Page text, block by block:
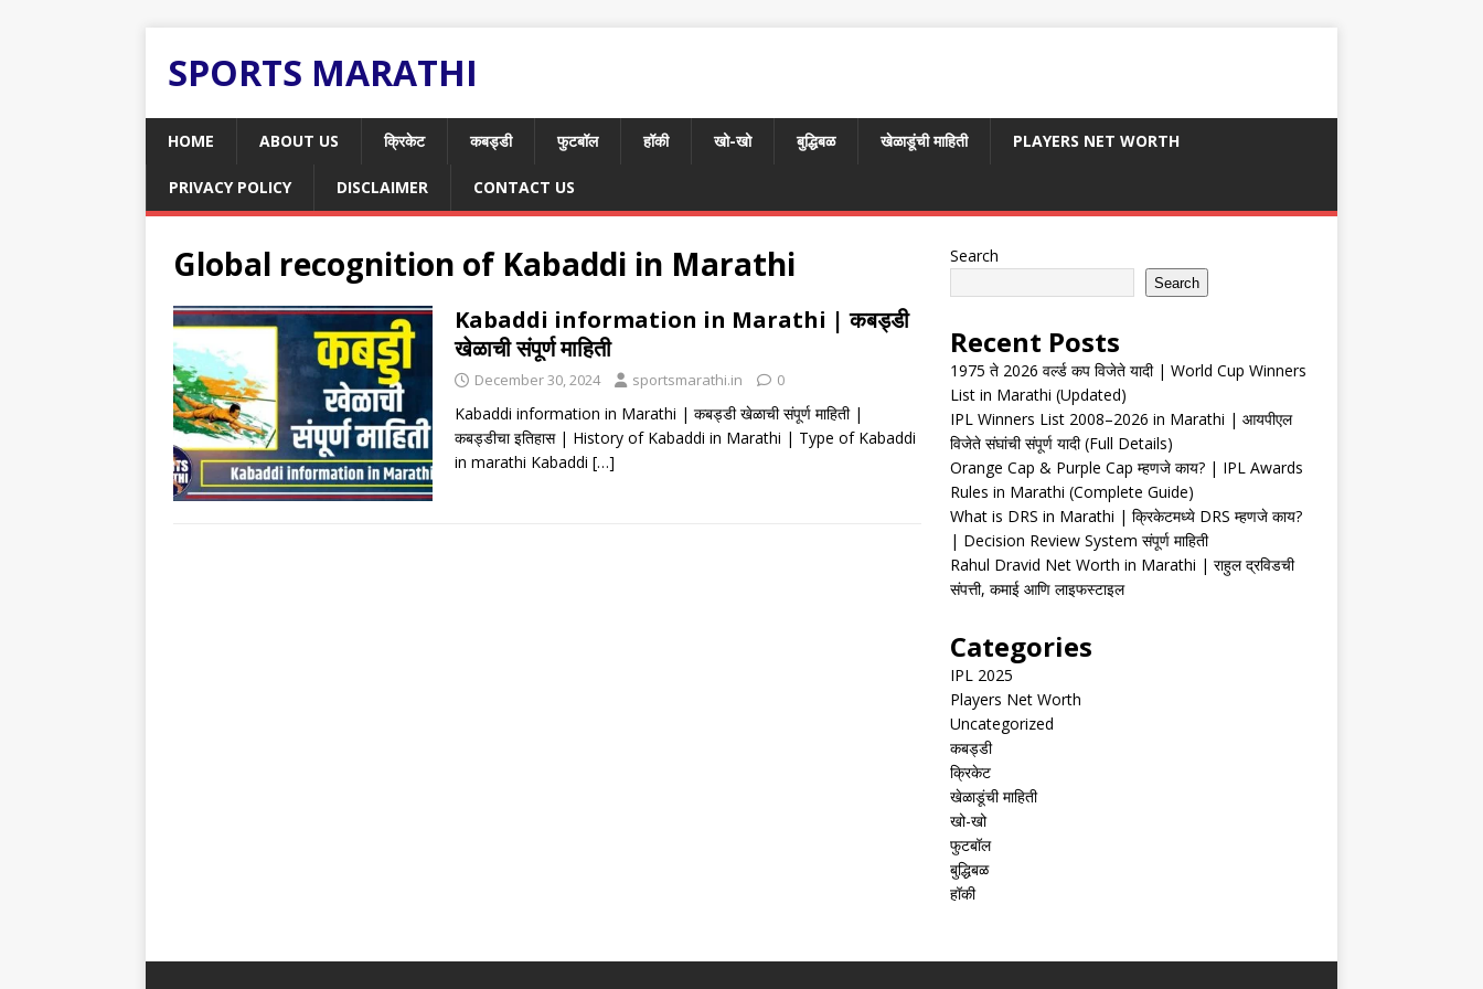
SPORTS MARATHI
HOME ABOUT US क्रिकेट कबड्डी फुटबॉल हॉकी खो-खो बुद्धिबळ खेळाडूंची माहिती PLAYERS NET WORTH
PRIVACY POLICY DISCLAIMER CONTACT US
Global recognition of Kabaddi in Marathi
Kabaddi information in Marathi | कबड्डी
खेळाची संपूर्ण माहिती
December 30, 2024 sportsmarathi.in 0
Kabaddi information in Marathi | कबड्डी खेळाची संपूर्ण माहिती |
कबड्डीचा इतिहास | History of Kabaddi in Marathi | Type of Kabaddi
in marathi Kabaddi […]
Search
Search
Recent Posts
1975 ते 2026 वर्ल्ड कप विजेते यादी | World Cup Winners
List in Marathi (Updated)
IPL Winners List 2008–2026 in Marathi | आयपीएल
विजेते संघांची संपूर्ण यादी (Full Details)
Orange Cap & Purple Cap म्हणजे काय? | IPL Awards
Rules in Marathi (Complete Guide)
What is DRS in Marathi | क्रिकेटमध्ये DRS म्हणजे काय?
| Decision Review System संपूर्ण माहिती
Rahul Dravid Net Worth in Marathi | राहुल द्रविडची
संपत्ती, कमाई आणि लाइफस्टाइल
Categories
IPL 2025
Players Net Worth
Uncategorized
कबड्डी
क्रिकेट
खेळाडूंची माहिती
खो-खो
फुटबॉल
बुद्धिबळ
हॉकी